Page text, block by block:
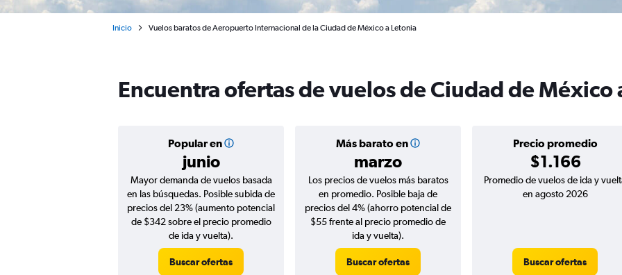
Inicio Vuelos baratos de Aeropuerto Internacional de la Ciudad de México a Letonia
Encuentra ofertas de vuelos de Ciudad de México
Popular en
junio
Más barato en
marzo
Precio promedio
$1.166
Mayor demanda de vuelos basada
en las búsquedas. Posible subida de
precios del 23% (aumento potencial
de $342 sobre el precio promedio
de ida y vuelta).
Buscar ofertas
Los precios de vuelos más baratos
en promedio. Posible baja de
precios del 4% (ahorro potencial de
$55 frente al precio promedio de
ida y vuelta).
Buscar ofertas
Promedio de vuelos de ida y
en agosto 2026
Buscar ofertas